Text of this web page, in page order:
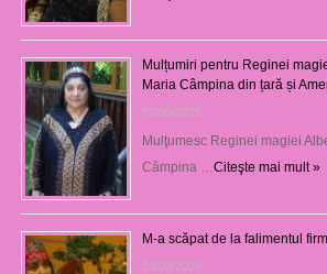
Mulțumiri pentru Reginei
Maria Câmpina din țară și
22/05/2025
Mulţumesc Reginei magiei
Câmpina … Citeşte mai mult »
M-a scăpat de la falimentul
13/03/2025